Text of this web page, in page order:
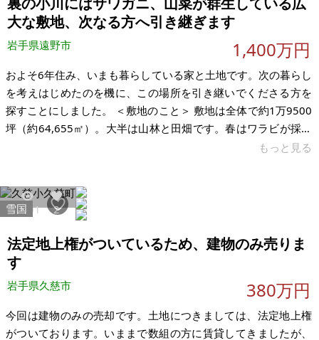
大な敷地、次なる方へ引き継ぎます
岩手県遠野市 1,400万円
およそ6年住み、いまも暮らしている家と土地です。次の暮らし
を考えはじめたのを機に、この場所を引き継いでくださる方を
探すことにしました。 ＜敷地のこと＞ 敷地は全体で約1万9500
坪（約64,655㎡）。大半は山林と田畑です。春はワラビが採り
きれないほど出ます。アイコ、シドケ、こごみ、葉ワサビ、み
ます。夏は蛍が出ることもあります。畑に隣接する川には魚が
泳いでいます。梅雨明け頃までは、夜はクーラーなしで過ごせ
る日も多いです。夜は川の音が聞こえ、晴れた日は星がよく見
えます。 ＜立
もっと見る
2001 2
雪国
法定地上権がついているため、建物のみ売りま
す
岩手県久慈市 380万円
今回は建物のみの売却です。土地につきましては、法定地上権
がついております。いままで数組の方に賃貸してきましたが、